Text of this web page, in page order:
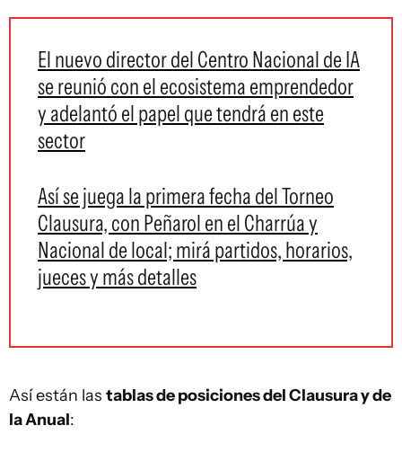
El nuevo director del Centro Nacional de IA
se reunió con el ecosistema emprendedor
y adelantó el papel que tendrá en este
sector
Así se juega la primera fecha del Torneo
Clausura, con Peñarol en el Charrúa y
Nacional de local; mirá partidos, horarios,
jueces y más detalles
Así están las tablas de posiciones del Clausura y de
la Anual: